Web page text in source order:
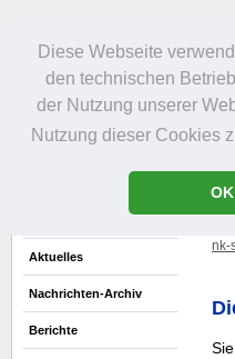
Diese Webseite
den technischen
der Nutzung unserer
Nutzung dieser Cookies
OK
Portrait Freizeit
Aktuelles
Nachrichten-Archiv
Berichte
nk-